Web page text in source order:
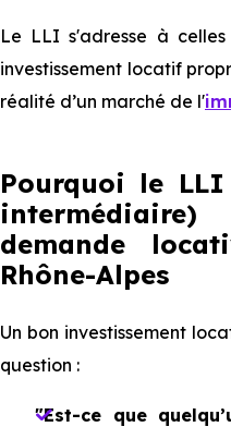
Le LLI s'adresse à
investissement locatif
réalité d’un marché de l'
Pourquoi le
demande
Rhône-Alpes
Un bon investissement
question :
"Est-ce que